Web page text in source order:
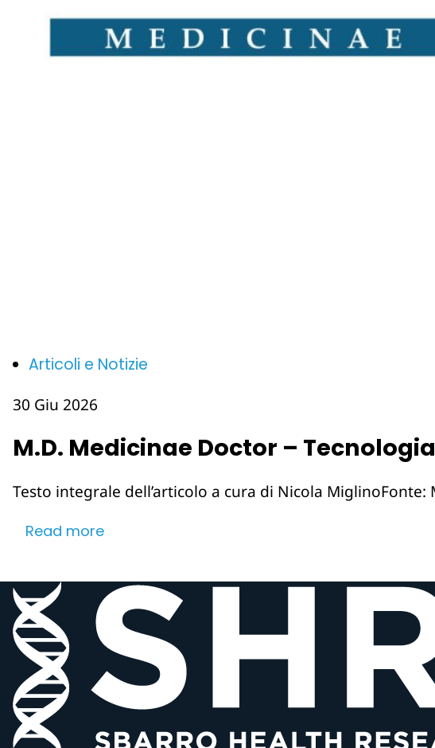
Articoli e Notizie
30 Giu 2026
M.D. Medicinae Doctor –
Testo integrale dell’articolo a cura di Nicola MiglinoFonte:
Read more